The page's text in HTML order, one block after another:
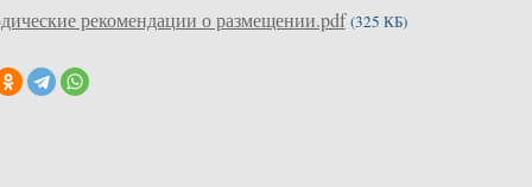
рекомендации о размещении.pdf (325 КБ)